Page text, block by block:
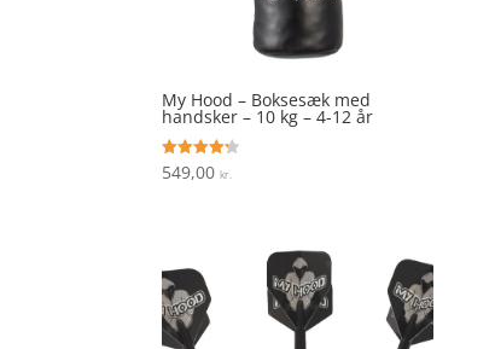
My Hood – Boksesæk med
handsker – 10 kg – 4-12 år
Vurderet
4.2
549,00kr.